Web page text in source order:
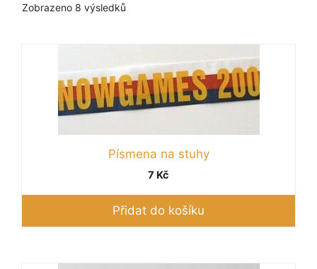
Zobrazeno 8 výsledků
Písmena na stuhy
7 Kč
Přidat do košíku